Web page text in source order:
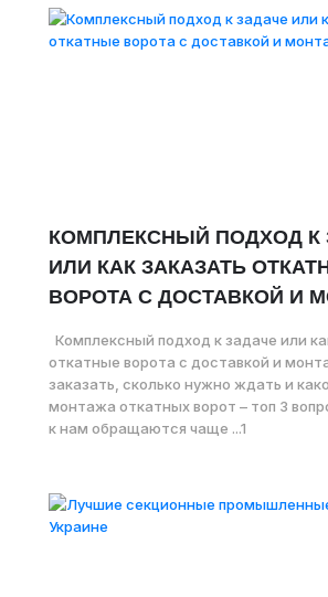
КОМПЛЕКСНЫЙ ПОДХОД К
ИЛИ КАК ЗАКАЗАТЬ
ВОРОТА С ДОСТАВКОЙ И
Комплексный подход к задаче или
откатные ворота с доставкой и
заказать, сколько нужно ждать и
монтажа откатных ворот – топ 3
к нам обращаются чаще ...1